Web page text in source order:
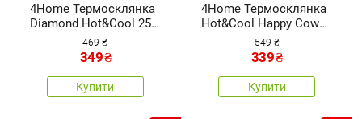
4Home Термосклянка
Diamond Hot&Cool 250
469 ₴
349₴
Купити
4Home Термосклянка
Hot&Cool Happy Cow
210 мл, 2 шт.
549 ₴
339₴
Купити